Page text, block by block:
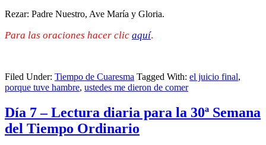
Rezar: Padre Nuestro, Ave María y Gloria.
Para las oraciones hacer clic aquí.
Filed Under: Tiempo de Cuaresma Tagged With: el juicio final,
porque tuve hambre, ustedes me dieron de comer
Día 7 – Lectura diaria para la 30ª Semana
del Tiempo Ordinario